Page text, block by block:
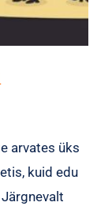
arvates üks
kuid edu